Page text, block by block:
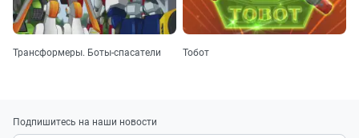
Трансформеры. Боты-спасатели Тобот
Подпишитесь на наши новости